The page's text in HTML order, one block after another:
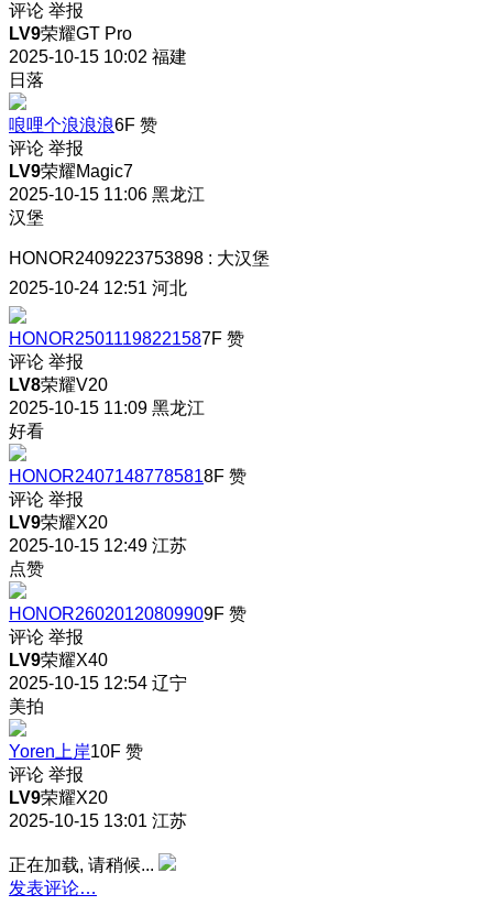
评论 举报
LV9荣耀GT Pro
2025-10-15 10:02 福建
日落
哴哩个浪浪浪6F 赞
评论 举报
LV9荣耀Magic7
2025-10-15 11:06 黑龙江
汉堡
HONOR2409223753898 : 大汉堡
2025-10-24 12:51 河北
HONOR25011198221587F 赞
评论 举报
LV8荣耀V20
2025-10-15 11:09 黑龙江
好看
HONOR24071487785818F 赞
评论 举报
LV9荣耀X20
2025-10-15 12:49 江苏
点赞
HONOR26020120809909F 赞
评论 举报
LV9荣耀X40
2025-10-15 12:54 辽宁
美拍
Yoren上岸10F 赞
评论 举报
LV9荣耀X20
2025-10-15 13:01 江苏
正在加载, 请稍候...
发表评论…